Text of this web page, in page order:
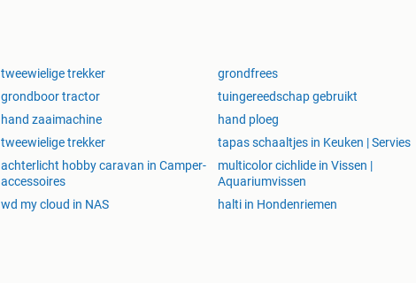
tweewielige trekker grondfrees
grondboor tractor tuingereedschap gebruikt
hand zaaimachine hand ploeg
tweewielige trekker tapas schaaltjes in Keuken | Servies
achterlicht hobby caravan in Camper-
accessoires
multicolor cichlide in Vissen |
Aquariumvissen
wd my cloud in NAS halti in Hondenriemen